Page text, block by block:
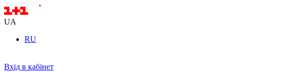
UA
RU
Вхід в кабінет